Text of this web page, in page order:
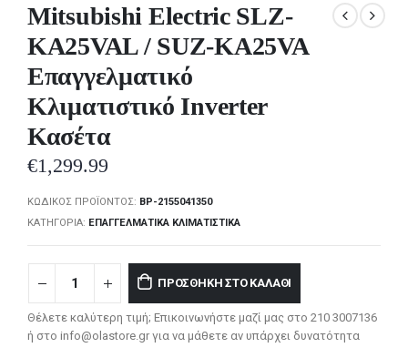
Mitsubishi Electric SLZ-
KA25VAL / SUZ-KA25VA
Επαγγελματικό
Κλιματιστικό Inverter
Κασέτα
€1,299.99
ΚΩΔΙΚΌΣ ΠΡΟΪΌΝΤΟΣ: BP-2155041350
ΚΑΤΗΓΟΡΊΑ: ΕΠΑΓΓΕΛΜΑΤΙΚΆ ΚΛΙΜΑΤΙΣΤΙΚΆ
ΠΡΟΣΘΉΚΗ ΣΤΟ ΚΑΛΆΘΙ
Θέλετε καλύτερη τιμή; Επικοινωνήστε μαζί μας στο 210 3007136
ή στο info@olastore.gr για να μάθετε αν υπάρχει δυνατότητα